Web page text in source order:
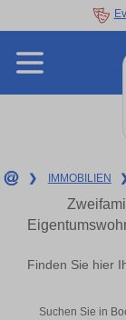
❯ IMMOBILIEN
Finden Sie hier
Suchen Sie in